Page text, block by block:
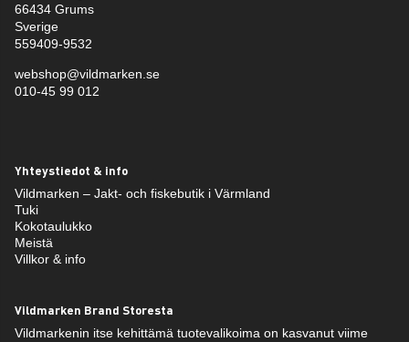
66434 Grums
Sverige
559409-9532
webshop@vildmarken.se
010-45 99 012
Yhteystiedot & info
Vildmarken – Jakt- och fiskebutik i Värmland
Tuki
Kokotaulukko
Meistä
Villkor & info
Vildmarken Brand Storesta
Vildmarkenin itse kehittämä tuotevalikoima on kasvanut viime